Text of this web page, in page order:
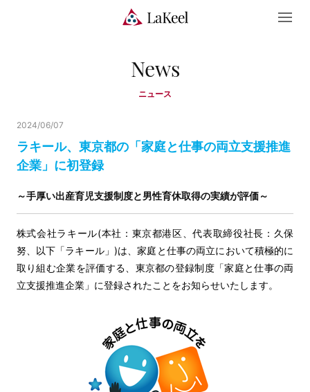
News
ニュース
ラキール、東京都の「家庭と仕事の両立支援推進
企業」に初登録
2024/06/07
～手厚い出産育児支援制度と男性育休取得の実績が評価～
株式会社ラキール(本社：東京都港区、代表取締役社長：久保
努、以下「ラキール」)は、家庭と仕事の両立において積極的に
取り組む企業を評価する、東京都の登録制度「家庭と仕事の両
立支援推進企業」に登録されたことをお知らせいたします。